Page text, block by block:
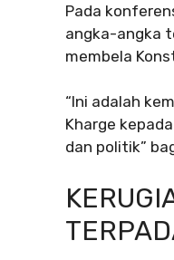
Pada
angka-angka
membela
“Ini adalah
Kharge
dan politik”